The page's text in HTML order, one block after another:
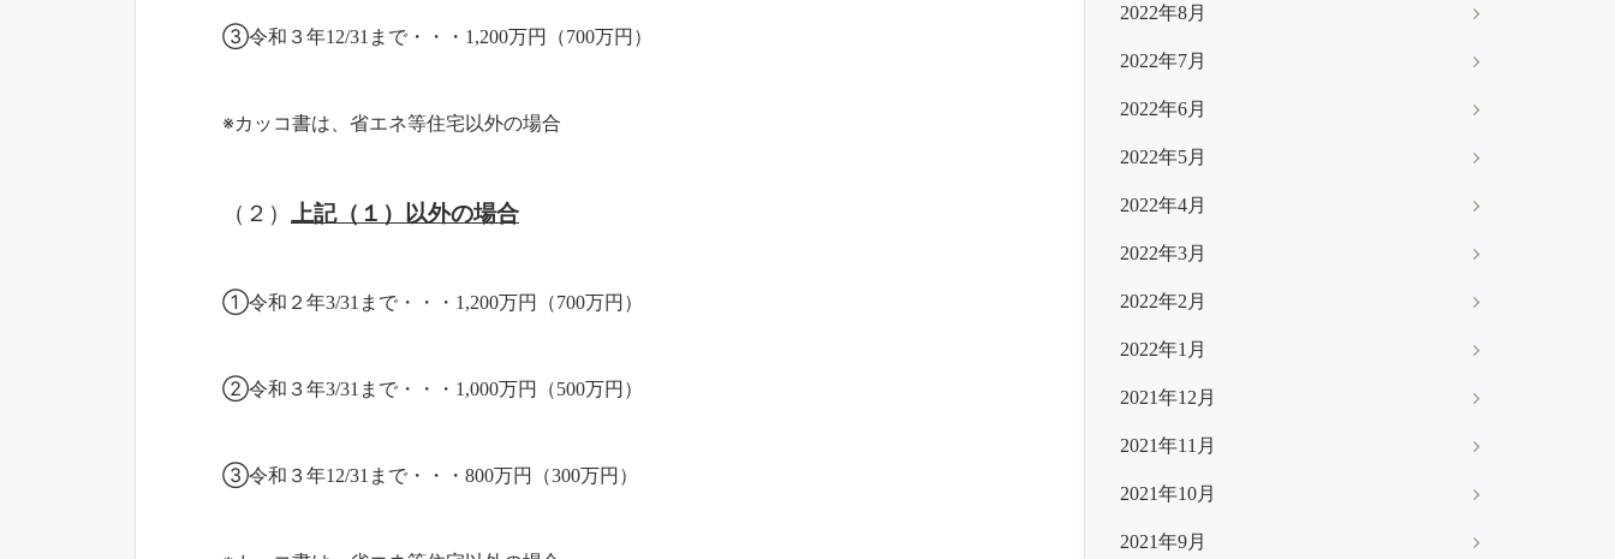
③令和３年12/31まで・・・1,200万円（700万円）
※カッコ書は、省エネ等住宅以外の場合
（２） 上記（１）以外の場合
①令和２年3/31まで・・・1,200万円（700万円）
②令和３年3/31まで・・・1,000万円（500万円）
③令和３年12/31まで・・・800万円（300万円）
2022年8月
2022年7月
2022年6月
2022年5月
2022年4月
2022年3月
2022年2月
2022年1月
2021年12月
2021年11月
2021年10月
2021年9月